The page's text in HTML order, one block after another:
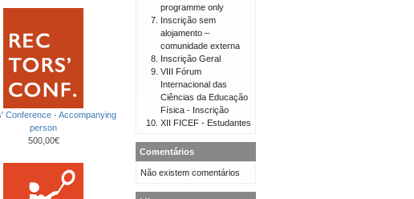
Conference - Accompanying
person
500,00€
programme only
Inscrição sem
alojamento –
comunidade externa
Inscrição Geral
VIII Fórum
Internacional das
Ciências da Educação
Física - Inscrição
XII FICEF - Estudantes
Comentários
Não existem comentários